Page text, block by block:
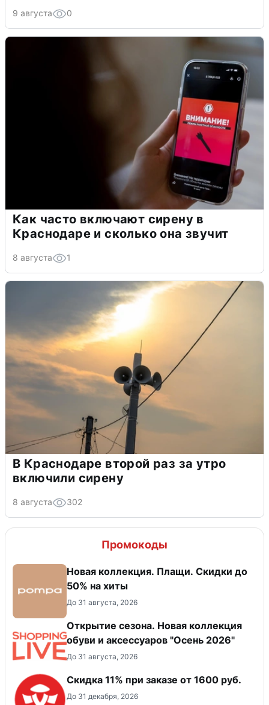
9 августа 0
Как часто включают сирену в
Краснодаре и сколько она звучит
8 августа 1
В Краснодаре второй раз за утро
включили сирену
8 августа 302
Промокоды
Новая коллекция. Плащи. Скидки до
50% на хиты
До 31 августа, 2026
Открытие сезона. Новая коллекция
обуви и аксессуаров "Осень 2026"
До 31 августа, 2026
Скидка 11% при заказе от 1600 руб.
До 31 декабря, 2026